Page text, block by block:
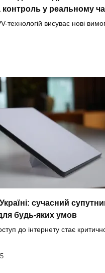
контроль у реальному
технологій висуває нові
сучасний
будь-яких умов
до інтернету стає